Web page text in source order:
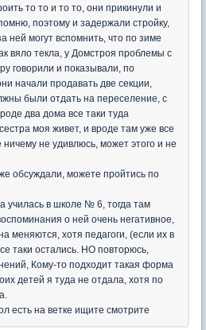
то то и то то, они прикинули и
поэтому и задержали стройку,
ней могут вспомнить, что по зиме
вяло текла, у Домстроя проблемы с
говорили и показывали, по
начали продавать две секции,
были отдать на переселение, с
два дома все таки туда
моя живет, и вроде там уже все
не удивлюсь, может этого и не
обсуждали, можете пройтись по
училась в школе № 6, тогда там
о ней очень негативное,
меняются, хотя педагоги, (если их в
таки остались. НО повторюсь,
Кому-то подходит такая форма
детей я туда не отдала, хотя по
есть на ветке ищите смотрите